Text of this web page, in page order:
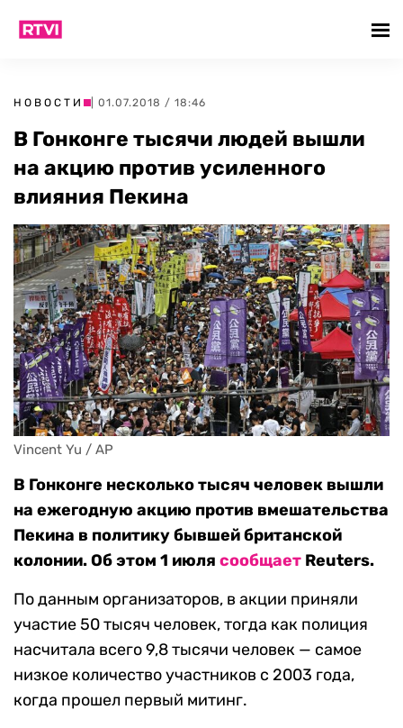
НОВОСТИ | 01.07.2018 / 18:46
В Гонконге тысячи людей вышли
на акцию против усиленного
влияния Пекина
Vincent Yu / AP
В Гонконге несколько тысяч человек вышли
на ежегодную акцию против вмешательства
Пекина в политику бывшей британской
колонии. Об этом 1 июля сообщает Reuters.
По данным организаторов, в акции приняли
участие 50 тысяч человек, тогда как полиция
насчитала всего 9,8 тысячи человек — самое
низкое количество участников с 2003 года,
когда прошел первый митинг.